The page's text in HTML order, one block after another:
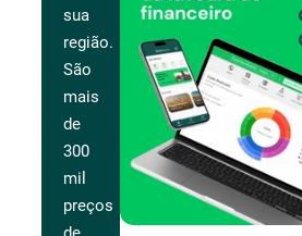
sua
região.
São
mais
de
300
mil
preços